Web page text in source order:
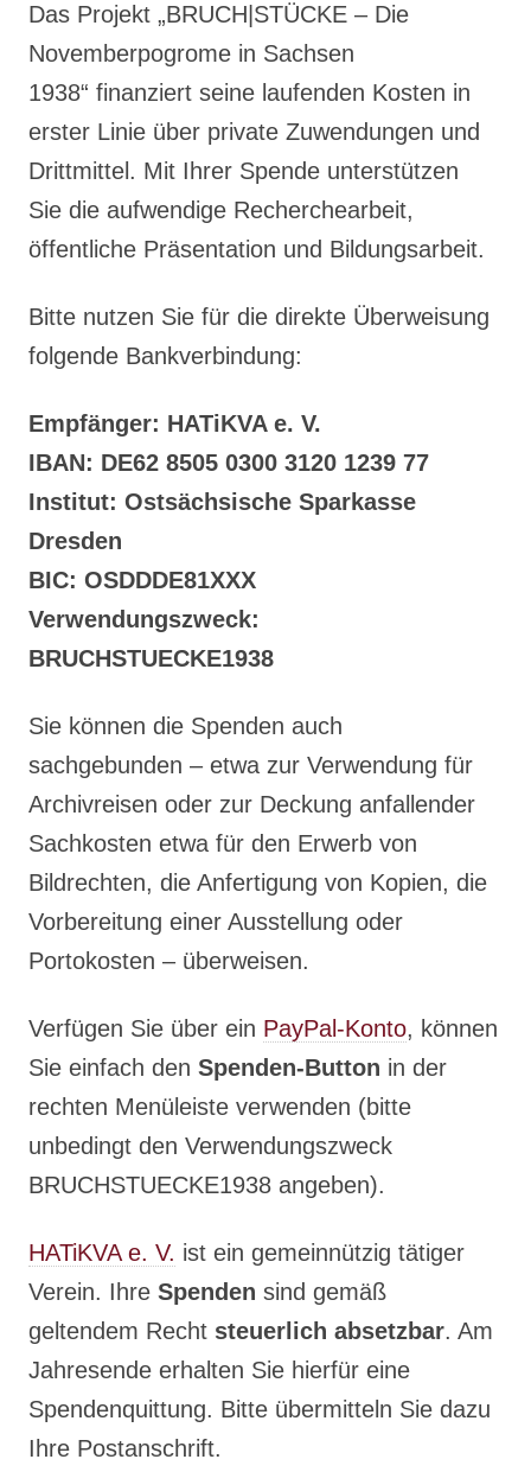
Das Projekt „BRUCH|STÜCKE – Die
Novemberpogrome in Sachsen
1938“ finanziert seine laufenden Kosten in
erster Linie über private Zuwendungen und
Drittmittel. Mit Ihrer Spende unterstützen
Sie die aufwendige Recherchearbeit,
öffentliche Präsentation und Bildungsarbeit.
Bitte nutzen Sie für die direkte Überweisung
folgende Bankverbindung:
Empfänger: HATiKVA e. V.
IBAN: DE62 8505 0300 3120 1239 77
Institut: Ostsächsische Sparkasse
Dresden
BIC: OSDDDE81XXX
Verwendungszweck:
BRUCHSTUECKE1938
Sie können die Spenden auch
sachgebunden – etwa zur Verwendung für
Archivreisen oder zur Deckung anfallender
Sachkosten etwa für den Erwerb von
Bildrechten, die Anfertigung von Kopien, die
Vorbereitung einer Ausstellung oder
Portokosten – überweisen.
Verfügen Sie über ein PayPal-Konto, können
Sie einfach den Spenden-Button in der
rechten Menüleiste verwenden (bitte
unbedingt den Verwendungszweck
BRUCHSTUECKE1938 angeben).
HATiKVA e. V. ist ein gemeinnützig tätiger
Verein. Ihre Spenden sind gemäß
geltendem Recht steuerlich absetzbar. Am
Jahresende erhalten Sie hierfür eine
Spendenquittung. Bitte übermitteln Sie dazu
Ihre Postanschrift.